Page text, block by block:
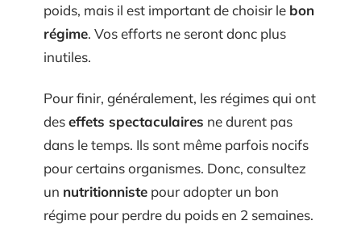
poids, mais il est important de choisir le bon
régime. Vos efforts ne seront donc plus
inutiles.
Pour finir, généralement, les régimes qui ont
deseffets spectaculaires ne durent pas
dans le temps. Ils sont même parfois nocifs
pour certains organismes. Donc, consultez
un nutritionniste pour adopter un bon
régime pour perdre du poids en 2 semaines.